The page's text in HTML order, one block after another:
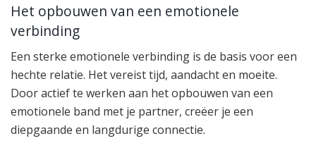
Het opbouwen van een emotionele
verbinding
Een sterke emotionele verbinding is de basis voor een
hechte relatie. Het vereist tijd, aandacht en moeite.
Door actief te werken aan het opbouwen van een
emotionele band met je partner, creëer je een
diepgaande en langdurige connectie.